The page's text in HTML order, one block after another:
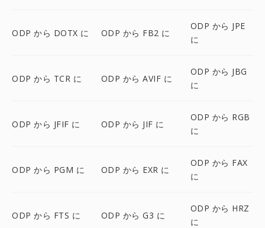
ODP から DOTX に ODP から FB2 に
ODP から JPE
に
ODP から TCR に ODP から AVIF に
ODP から JBG
に
ODP から JFIF に ODP から JIF に
ODP から RGB
に
ODP から PGM に ODP から EXR に
ODP から FAX
に
ODP から FTS に ODP から G3 に
ODP から HRZ
に